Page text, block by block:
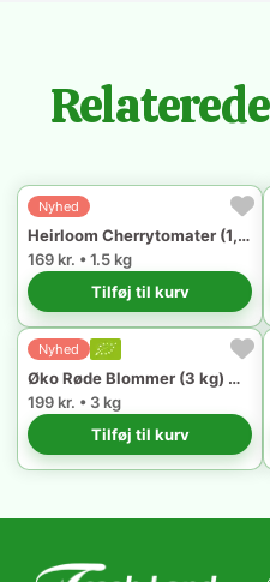
Nyhed
Heirloom Cherrytomater (1,5 kg) 🇧🇪
169 kr. • 1.5 kg
Tilføj til kurv
Nyhed
Øko Røde Blommer (3 kg) 🇪🇸
199 kr. • 3 kg
Tilføj til kurv